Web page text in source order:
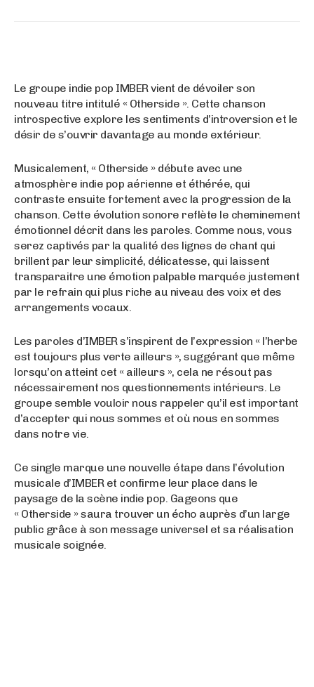
Le groupe indie pop IMBER vient de dévoiler son
nouveau titre intitulé « Otherside ». Cette chanson
introspective explore les sentiments d’introversion et le
désir de s’ouvrir davantage au monde extérieur.
Musicalement, « Otherside » débute avec une
atmosphère indie pop aérienne et éthérée, qui
contraste ensuite fortement avec la progression de la
chanson. Cette évolution sonore reflète le cheminement
émotionnel décrit dans les paroles. Comme nous, vous
serez captivés par la qualité des lignes de chant qui
brillent par leur simplicité, délicatesse, qui laissent
transparaitre une émotion palpable marquée justement
par le refrain qui plus riche au niveau des voix et des
arrangements vocaux.
Les paroles d’IMBER s’inspirent de l’expression « l’herbe
est toujours plus verte ailleurs », suggérant que même
lorsqu’on atteint cet « ailleurs », cela ne résout pas
nécessairement nos questionnements intérieurs. Le
groupe semble vouloir nous rappeler qu’il est important
d’accepter qui nous sommes et où nous en sommes
dans notre vie.
Ce single marque une nouvelle étape dans l’évolution
musicale d’IMBER et confirme leur place dans le
paysage de la scène indie pop. Gageons que
« Otherside » saura trouver un écho auprès d’un large
public grâce à son message universel et sa réalisation
musicale soignée.